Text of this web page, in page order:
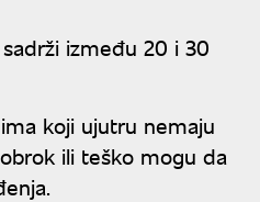
između 20 i 30
koji ujutru nemaju
ili teško mogu da